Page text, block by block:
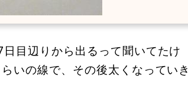
目辺りから出るって聞いてたけ
いの線で、その後太くなっていき